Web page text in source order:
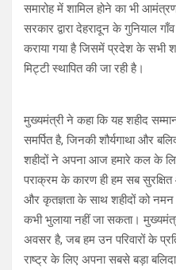
समारोह में शामिल होने का भी
सरकार द्वारा देहरादून के गुनियाल
कराया गया है जिसमें प्रदेश के सभी
मिट्टी स्थापित की जा रही है।
मुख्यमंत्री ने कहा कि यह शहीद
समर्पित है, जिनकी शौर्यगाथा और
शहीदों ने अपना आज हमारे कल के
पराक्रम के कारण ही हम सब
और कृतज्ञता के साथ शहीदों को
कभी भुलाया नहीं जा सकता।
अवसर है, जब हम उन परिवारों के
राष्ट्र के लिए अपना सबसे बड़ा